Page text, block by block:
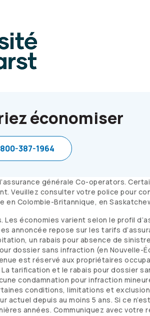
économiser
387-1964
générale Co-operators.
Veuillez consulter votre police pour
Colombie-Britannique, en
économies varient selon le profil
annoncée repose sur les tarifs
un rabais pour absence de
dossier sans infraction (en Nouvelle-
est réservé aux propriétaires
tarification et le rabais pour dossier
condamnation pour infraction
conditions, limitations et
depuis au moins 5 ans. Si ce
années. Communiquez avec votre